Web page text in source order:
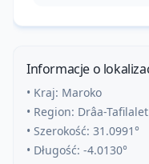
Informacje o
• Kraj: Maroko
• Region: Drâa-Tafilalet
• Szerokość: 31.0991°
• Długość: -4.0130°